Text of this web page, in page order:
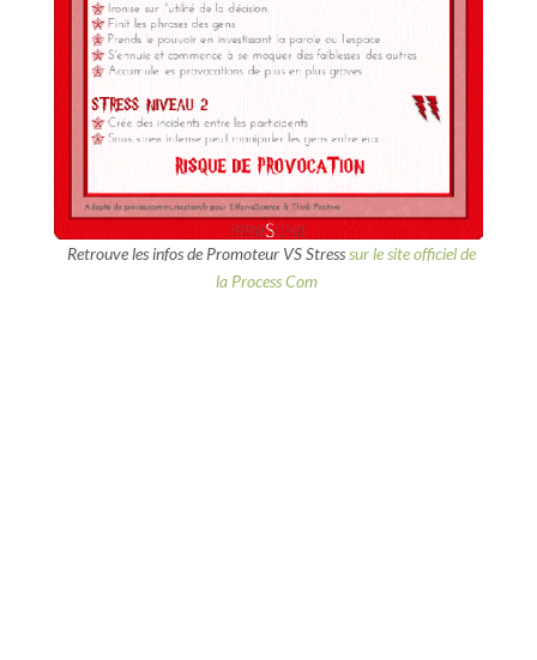
Retrouve les infos de Promoteur VS Stresssur le site officiel de
la Process Com